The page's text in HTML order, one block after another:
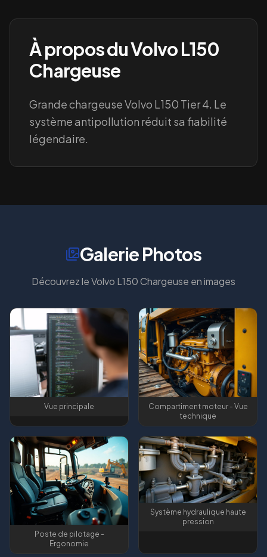
À propos duVolvo L150
Chargeuse
Grande chargeuse Volvo L150 Tier 4. Le
système antipollution réduit sa fiabilité
légendaire.
Galerie Photos
Découvrez leVolvo L150 Chargeuse en images
Vue principale
Compartiment moteur - Vue
technique
Poste de pilotage -
Ergonomie
Système hydraulique haute
pression